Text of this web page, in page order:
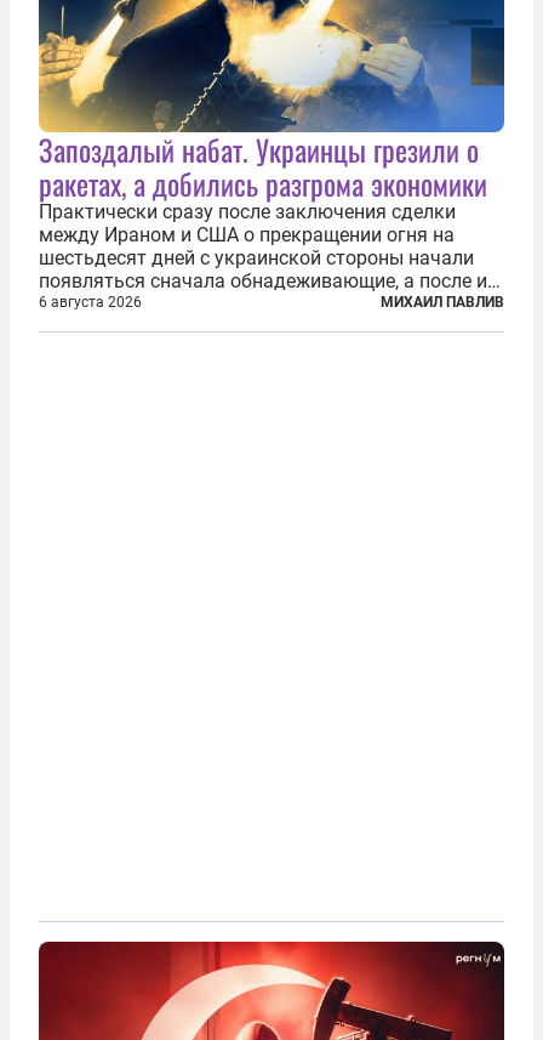
Запоздалый набат. Украинцы грезили о
ракетах, а добились разгрома экономики
Практически сразу после заключения сделки
между Ираном и США о прекращении огня на
шестьдесят дней с украинской стороны начали
появляться сначала обнадеживающие, а после и
вовсе бравурные заявления про некий «перелом»
в войне. Вероятно, в сознании первых лиц
6 августа 2026 МИХАИЛ ПАВЛИВ